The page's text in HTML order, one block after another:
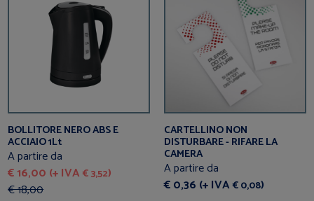
BOLLITORE NERO ABS E
ACCIAIO 1Lt
A partire da
€ 16,00 (+ IVA€ 3,52)
€ 18,00
CARTELLINO NON
DISTURBARE - RIFARE LA
CAMERA
A partire da
€ 0,36 (+ IVA€ 0,08)